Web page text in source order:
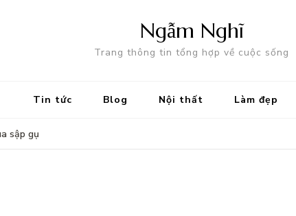
Ngẫm Nghĩ
Trang thông tin tổng hợp về cuộc sống
Tin tức Blog Nội thất Làm đẹp
sập gụ